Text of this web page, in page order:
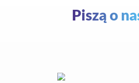
Piszą o